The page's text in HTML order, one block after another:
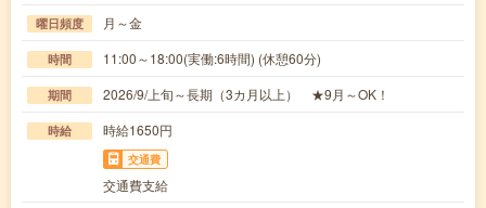
曜日頻度 月～金
時間 11:00～18:00(実働:6時間) (休憩60分)
期間 2026/9/上旬～長期（3カ月以上） ★9月～OK！
時給 時給1650円
交通費
交通費支給